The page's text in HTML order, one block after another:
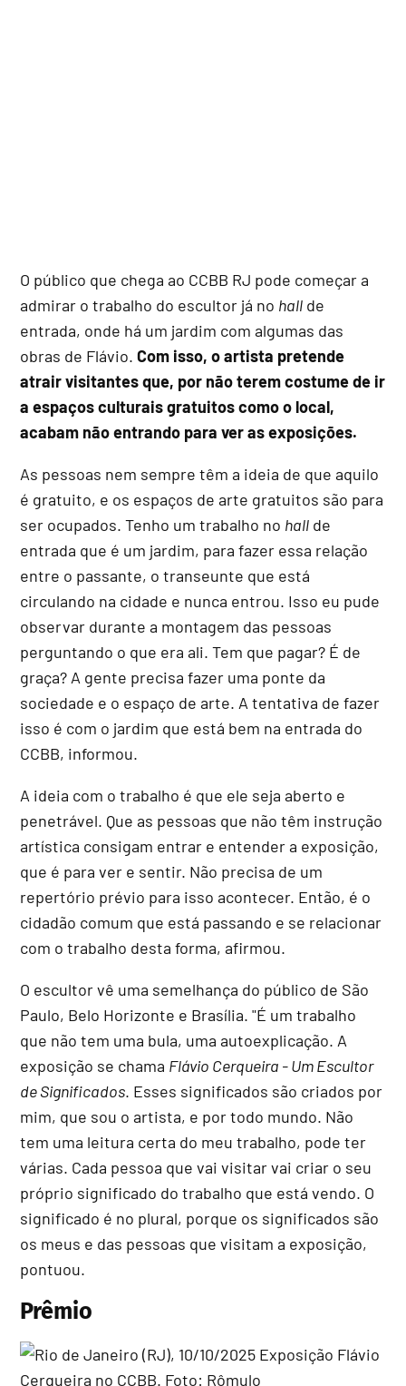
O público que chega ao CCBB RJ pode começar a
admirar o trabalho do escultor já no hall de
entrada, onde há um jardim com algumas das
obras de Flávio.Com isso, o artista pretende
atrair visitantes que, por não terem costume de ir
a espaços culturais gratuitos como o local,
acabam não entrando para ver as exposições.
As pessoas nem sempre têm a ideia de que aquilo
é gratuito, e os espaços de arte gratuitos são para
ser ocupados. Tenho um trabalho no hall de
entrada que é um jardim, para fazer essa relação
entre o passante, o transeunte que está
circulando na cidade e nunca entrou. Isso eu pude
observar durante a montagem das pessoas
perguntando o que era ali. Tem que pagar? É de
graça? A gente precisa fazer uma ponte da
sociedade e o espaço de arte. A tentativa de fazer
isso é com o jardim que está bem na entrada do
CCBB, informou.
A ideia com o trabalho é que ele seja aberto e
penetrável. Que as pessoas que não têm instrução
artística consigam entrar e entender a exposição,
que é para ver e sentir. Não precisa de um
repertório prévio para isso acontecer. Então, é o
cidadão comum que está passando e se relacionar
com o trabalho desta forma, afirmou.
O escultor vê uma semelhança do público de São
Paulo, Belo Horizonte e Brasília. "É um trabalho
que não tem uma bula, uma autoexplicação. A
exposição se chama Flávio Cerqueira - Um Escultor
de Significados. Esses significados são criados por
mim, que sou o artista, e por todo mundo. Não
tem uma leitura certa do meu trabalho, pode ter
várias. Cada pessoa que vai visitar vai criar o seu
próprio significado do trabalho que está vendo. O
significado é no plural, porque os significados são
os meus e das pessoas que visitam a exposição,
pontuou.
Prêmio